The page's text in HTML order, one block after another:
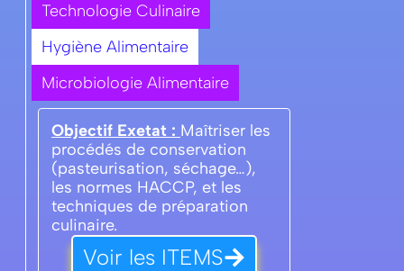
Technologie Culinaire
Hygiène Alimentaire
Microbiologie Alimentaire
Objectif Exetat : Maîtriser les
procédés de conservation
(pasteurisation, séchage…),
les normes HACCP, et les
techniques de préparation
culinaire.
Voir les ITEMS